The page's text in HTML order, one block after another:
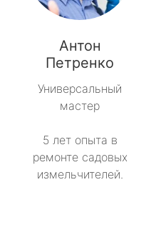
Антон
Петренко
Универсальный
мастер
5 лет опыта в
ремонте садовых
измельчителей.